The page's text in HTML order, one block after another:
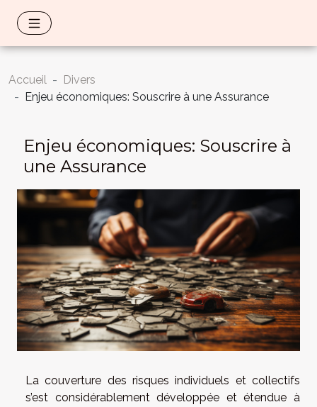
Accueil
Divers
Enjeu économiques: Souscrire à une Assurance
Enjeu économiques: Souscrire à
une Assurance
La couverture des risques individuels et collectifs
s’est considérablement développée et étendue à